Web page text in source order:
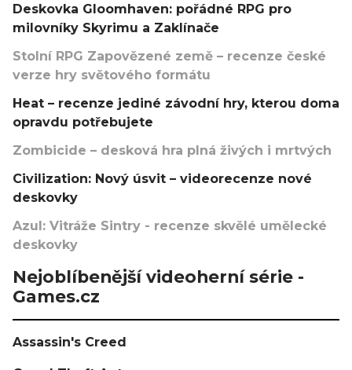
Deskovka Gloomhaven: pořádné RPG pro
milovníky Skyrimu a Zaklínače
Stolní RPG Zapovězené země – recenze české
verze hry světového formátu
Heat – recenze jediné závodní hry, kterou doma
opravdu potřebujete
Zombicide – desková hra plná živých i mrtvých
Civilization: Nový úsvit – videorecenze nové
deskovky
Azul: Vitráže Sintry - recenze skvělé umělecké
deskovky
Nejoblíbenější videoherní série -
Games.cz
Assassin's Creed